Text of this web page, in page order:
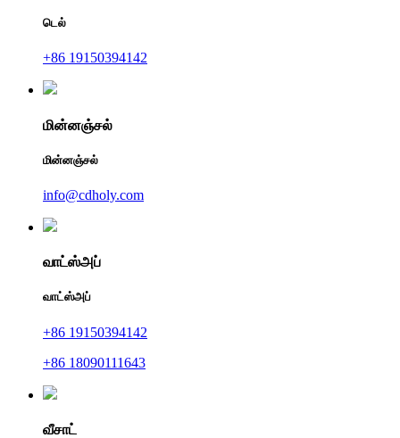
டெல்
+86 19150394142
மின்னஞ்சல்
மின்னஞ்சல்
info@cdholy.com
வாட்ஸ்அப்
வாட்ஸ்அப்
+86 19150394142
+86 18090111643
வீசாட்